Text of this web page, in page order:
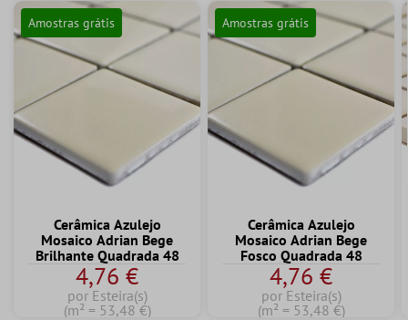
Amostras grátis
Cerâmica Azulejo
Mosaico Adrian Bege
Brilhante Quadrada 48
4,76 €
por Esteira(s)
(m² = 53,48 €)
Amostras grátis
Cerâmica Azulejo
Mosaico Adrian Bege
Fosco Quadrada 48
4,76 €
por Esteira(s)
(m² = 53,48 €)